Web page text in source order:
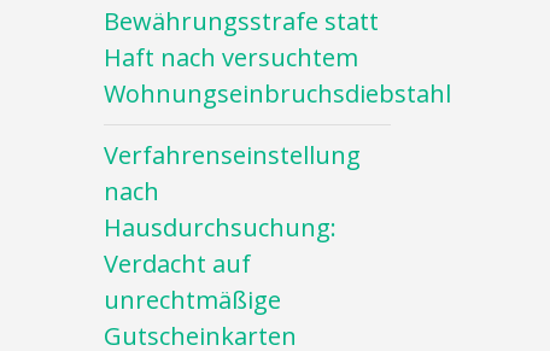
Bewährungsstrafe statt
Haft nach versuchtem
Wohnungseinbruchsdiebstahl
Verfahrenseinstellung
nach
Hausdurchsuchung:
Verdacht auf
unrechtmäßige
Gutscheinkarten